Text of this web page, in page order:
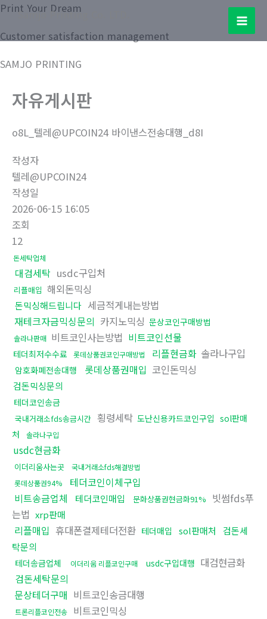
콘
츠
건
Samjo Printing Co. LTD.
Main
Print Your Dream
Customer satisfaction management
SAMJO PRINTING
자유게시판
o8L_텔레@UPCOIN24 바이낸스전송대행_d8I
작성자
텔레@UPCOIN24
작성일
2026-06-15 16:05
조회
12
돈세탁업체
대검세탁 usdc구입처
리플매입 해외돈믹싱
돈믹싱해드립니다 세금적게내는방법
재테크자금믹싱문의 카지노믹싱 문상코인구매방법
솔라나판매 비트코인사는방법 비트코인선물
테더최저수수료 롯데상품권코인구매방법 리플현금화 솔라나구입
암호화폐전송대행 롯데상품권매입 코인돈믹싱
검돈믹싱문의
테더코인송금
국내거래소fds송금시간 횡령세탁 도난신용카드코인구입 sol판매
처
솔라나구입
usdc현금화
이더리움사는곳
국내거래소fds해결방법
롯데상품권94%
테더코인이체구입
비트송금업체
테더코인매입 문화상품권현금화91%
빗썸fds푸
는법 xrp판매
리플매입 휴대폰결제테더전환 테더매입 sol판매처
검돈세
탁문의
테더송금업체 이더리움 리플코인구매 usdc구입대행 대검현금화
검돈세탁문의
문상테더구매 비트코인송금대행
트론리플코인전송 비트코인믹싱